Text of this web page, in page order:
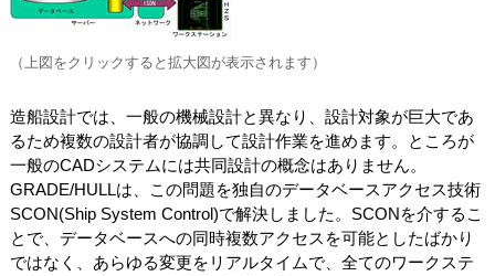
（上図をクリックすると拡大図が表示されます）
造船設計では、一般の機械設計と異なり、設計対象が巨大であ
るため複数の設計者が協調して設計作業を進めます。ところが
一般のCADシステムには共同設計の概念はありません。
GRADE/HULLは、この問題を独自のデータベースアクセス技術
SCON(Ship System Control)で解決しました。SCONを介するこ
とで、データベースへの同時複数アクセスを可能としたばかり
ではなく、あらゆる変更をリアルタイムで、全てのワークステ